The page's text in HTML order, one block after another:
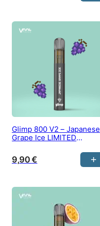
Glimp 800 V2 – Japanese
Grape Ice LIMITED
9,90€